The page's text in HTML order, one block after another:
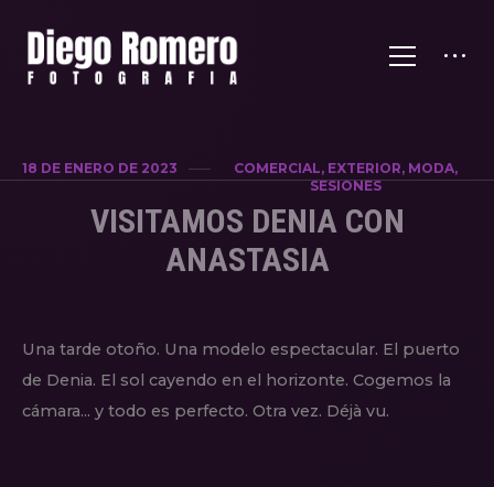
18 DE ENERO DE 2023
COMERCIAL, EXTERIOR, MODA,
SESIONES
VISITAMOS DENIA CON
ANASTASIA
Una tarde otoño. Una modelo espectacular. El puerto
de Denia. El sol cayendo en el horizonte. Cogemos la
cámara... y todo es perfecto. Otra vez. Déjà vu.